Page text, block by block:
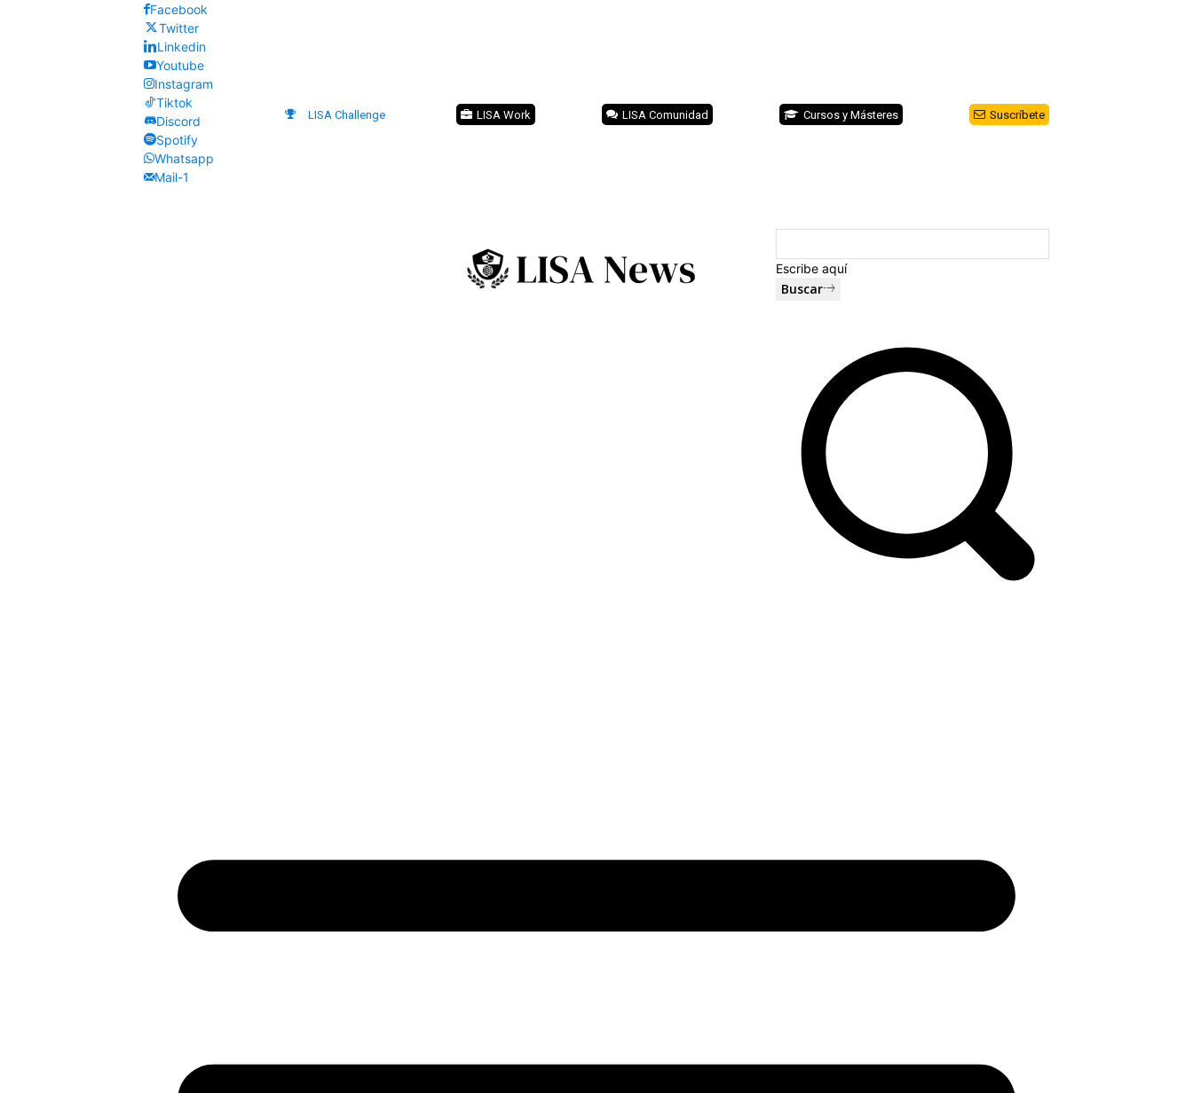
Suscríbete
Cursos y Másteres
LISA Comunidad
LISA Work
LISA Challenge
Facebook
Twitter
Linkedin
Youtube
Instagram
Tiktok
Discord
Spotify
Whatsapp
Mail-1
Escribe aquí
Buscar